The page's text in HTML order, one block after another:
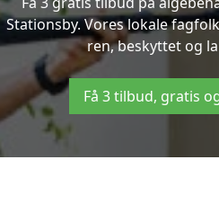
Stationsby. Vores lokale
ren, beskyttet og
Få 3 tilbud, gratis